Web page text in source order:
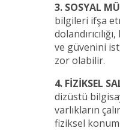
3. SOSYAL
bilgileri ifşa
ve güvenini
zor olabilir.
4. FİZİKSEL
dizüstü
varlıkların
fiziksel